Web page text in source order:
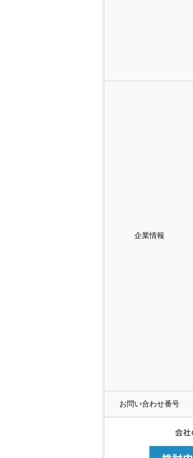
企業情報
お問い合わせ番号